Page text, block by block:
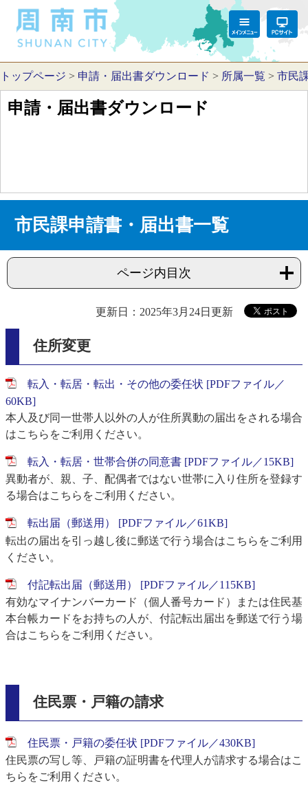
トップページ > 申請・届出書ダウンロード > 所属一覧 > 市民
申請・届出書ダウンロード
市民課申請書・届出書一覧
ページ内目次
更新日：2025年3月24日更新
住所変更
転入・転居・転出・その他の委任状 [PDFファイル／
60KB]
本人及び同一世帯人以外の人が住所異動の届出をされる場合
はこちらをご利用ください。
転入・転居・世帯合併の同意書 [PDFファイル／15KB]
異動者が、親、子、配偶者ではない世帯に入り住所を登録す
る場合はこちらをご利用ください。
転出届（郵送用） [PDFファイル／61KB]
転出の届出を引っ越し後に郵送で行う場合はこちらをご利用
ください。
付記転出届（郵送用） [PDFファイル／115KB]
有効なマイナンバーカード（個人番号カード）または住民基
本台帳カードをお持ちの人が、付記転出届出を郵送で行う場
合はこちらをご利用ください。
住民票・戸籍の請求
住民票・戸籍の委任状 [PDFファイル／430KB]
住民票の写し等、戸籍の証明書を代理人が請求する場合はこ
ちらをご利用ください。